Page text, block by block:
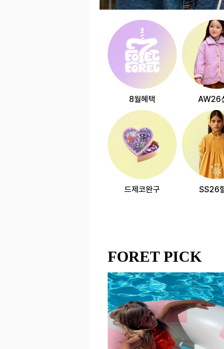
8월혜택
드제코완구
AW26
SS26
FORET PICK